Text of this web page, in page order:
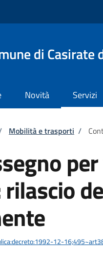
di Casirate
Novità Servizi
pane
Mobilità e trasporti /
12-